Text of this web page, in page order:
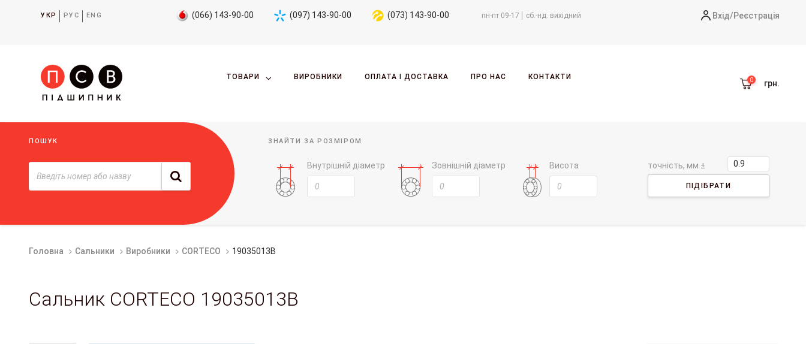
УКР РУС ENG пн-пт 09-17 сб.-нд. вихідний
(066) 143-90-00 (097) 143-90-00 (073) 143-90-00 Вхід/Реєстрація
ТОВАРИ ВИРОБНИКИ ОПЛАТА І ДОСТАВКА ПРО НАС КОНТАКТИ
грн.
ПОШУК ЗНАЙТИ ЗА РОЗМІРОМ
Внутрішній діаметр Зовнішній діаметр Висота точність, мм ±
ПІДІБРАТИ
Головна Сальники Виробники CORTECO 19035013B
Сальник CORTECO 19035013B